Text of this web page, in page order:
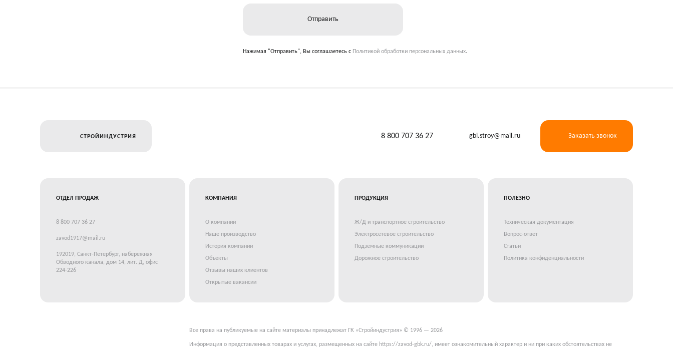
Нажимая "Отправить", Вы соглашаетесь с Политикой обработки персональных данных.
СТРОЙИНДУСТРИЯ 8 800 707 36 27 gbi.stroy@mail.ru Заказать звонок
ОТДЕЛ ПРОДАЖ
8 800 707 36 27
zavod1917@mail.ru
192019, Санкт-Петербург, набережная
Обводного канала, дом 14, лит. Д, офис
224-226
КОМПАНИЯ
О компании
Наше производство
История компании
Объекты
Отзывы наших клиентов
Открытые вакансии
ПРОДУКЦИЯ
Ж/Д и транспортное строительство
Электросетевое строительство
Подземные коммуникации
Дорожное строительство
ПОЛЕЗНО
Техническая документация
Вопрос-ответ
Статьи
Политика конфиденциальности
Все права на публикуемые на сайте материалы принадлежат ГК «Стройиндустрия» © 1996 — 2026
Информация о представленных товарах и услугах, размещенных на сайте https://zavod-gbk.ru/, имеет ознакомительный характер и ни при каких обстоятельствах не